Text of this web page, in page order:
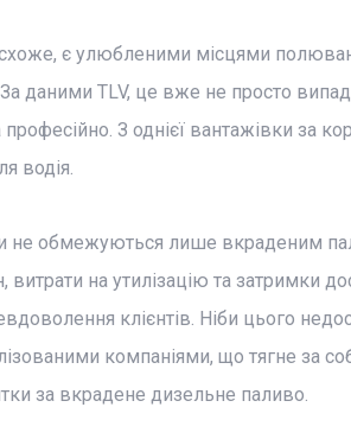
є улюбленими місцями
даними TLV, це вже не просто
З однієї вантажівки за
водія.
не обмежуються лише вкраденим
на утилізацію та затримки
клієнтів. Ніби цього
компаніями, що тягне за
за вкрадене дизельне паливо.